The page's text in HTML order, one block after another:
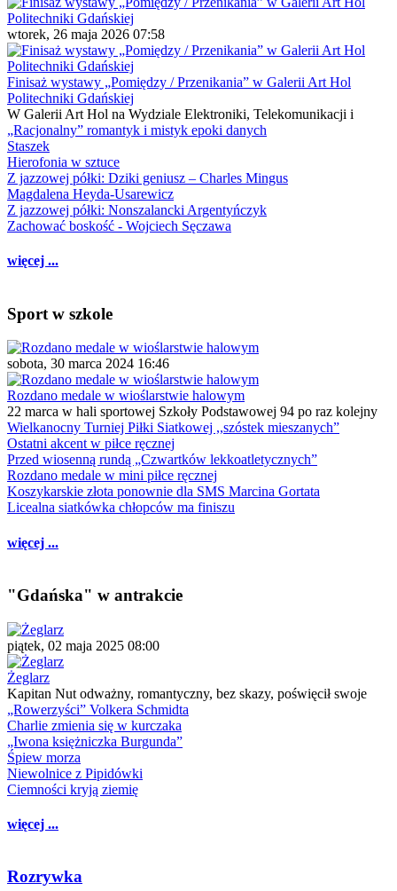
wtorek, 26 maja 2026 07:58
Finisaż wystawy „Pomiędzy / Przenikania” w Galerii Art Hol
Politechniki Gdańskiej
W Galerii Art Hol na Wydziale Elektroniki, Telekomunikacji i
„Racjonalny” romantyk i mistyk epoki danych
Staszek
Hierofonia w sztuce
Z jazzowej półki: Dziki geniusz – Charles Mingus
Magdalena Heyda-Usarewicz
Z jazzowej półki: Nonszalancki Argentyńczyk
Zachować boskość - Wojciech Sęczawa
więcej ...
Sport w szkole
sobota, 30 marca 2024 16:46
Rozdano medale w wioślarstwie halowym
22 marca w hali sportowej Szkoły Podstawowej 94 po raz kolejny
Wielkanocny Turniej Piłki Siatkowej ,,szóstek mieszanych”
Ostatni akcent w piłce ręcznej
Przed wiosenną rundą „Czwartków lekkoatletycznych”
Rozdano medale w mini piłce ręcznej
Koszykarskie złota ponownie dla SMS Marcina Gortata
Licealna siatkówka chłopców ma finiszu
więcej ...
"Gdańska" w antrakcie
piątek, 02 maja 2025 08:00
Żeglarz
Kapitan Nut odważny, romantyczny, bez skazy, poświęcił swoje
„Rowerzyści” Volkera Schmidta
Charlie zmienia się w kurczaka
„Iwona księżniczka Burgunda”
Śpiew morza
Niewolnice z Pipidówki
Ciemności kryją ziemię
więcej ...
Rozrywka